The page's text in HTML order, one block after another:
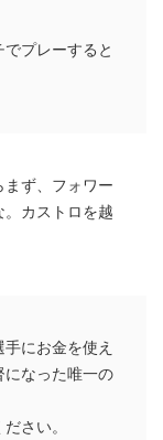
プレーすると
まず、フォワー
。カストロを越
にお金を使え
になった唯一の
さい。